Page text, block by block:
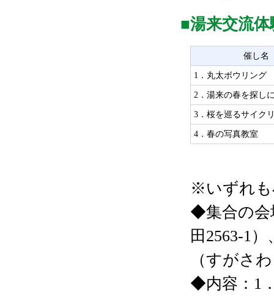
■湯来交流
催し名
1．丸太ボウリング
2．湯来の春を探し
3．桜を巡るサイク
4．春の写真教室
※いずれも
◆集合の会
田2563-1
（すがさ
◆内容：1